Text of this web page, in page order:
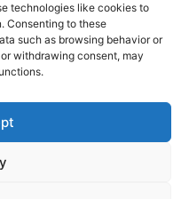
technologies like cookies to
Consenting to these
such as browsing behavior or
withdrawing consent, may
Made with